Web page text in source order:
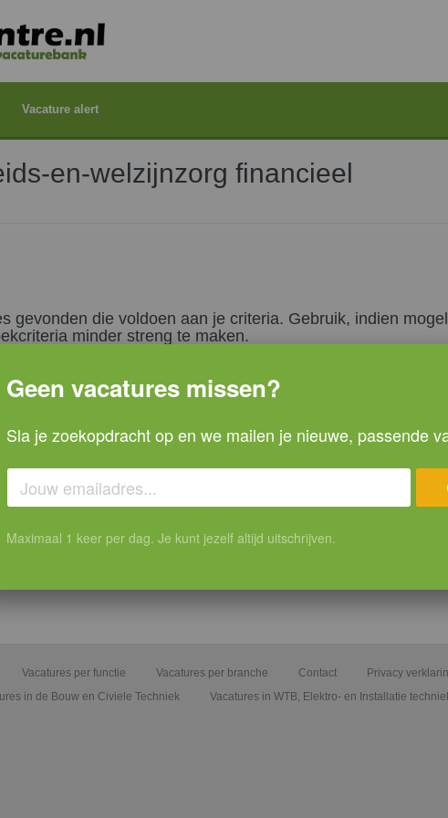
Vacature alert
en-welzijnzorg financieel
gevonden die voldoen aan je criteria. Gebruik, indien
minder streng te maken.
Zoekcriteria versoepelen
Vacatures per functie Vacatures per branche Contact Privacy
in de Bouw en Civiele Techniek Vacatures in WTB, Elektro- en Installatie
Geen vacatures missen?
Sla je zoekopdracht op en we mailen je nieuwe, passende
Maximaal 1 keer per dag. Je kunt jezelf altijd uitschrijven.